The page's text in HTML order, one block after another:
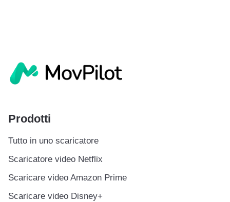
Prodotti
Tutto in uno scaricatore
Scaricatore video Netflix
Scaricare video Amazon Prime
Scaricare video Disney+